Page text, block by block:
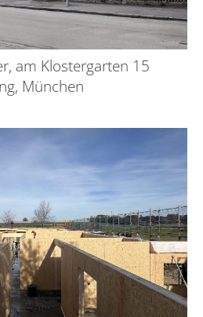
am Klostergarten 15
München